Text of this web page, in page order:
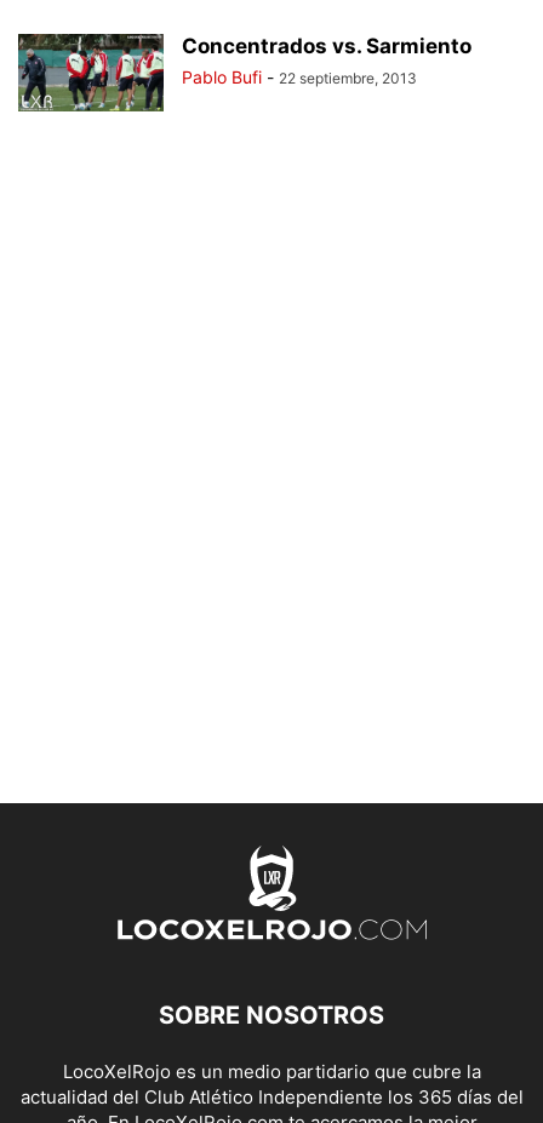
Concentrados vs. Sarmiento
Pablo Bufi - 22 septiembre, 2013
SOBRE NOSOTROS
LocoXelRojo es un medio partidario que cubre la
actualidad del Club Atlético Independiente los 365 días del